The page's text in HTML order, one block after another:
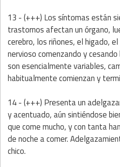
13 - (+++) Los síntomas están
trastornos afectan un órgano,
cerebro, los riñones, el higado,
nervioso comenzando y
son esencialmente variables,
habitualmente comienzan y
14 - (+++) Presenta un
y acentuado, aún sintiéndose
que come mucho, y con tanta
de noche a comer.
chico.